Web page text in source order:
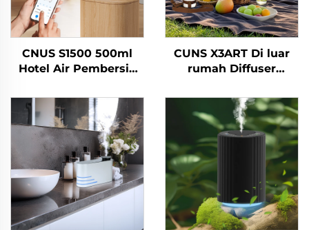
CNUS S1500 500ml
Hotel Air Pembersih
Minyak Esensial
Pembersih Parfum
Bau Penghibur Udara
Mesin Bau Udara
CUNS X3ART Di luar
rumah Diffuser
Diffusion Aroma
Diffuser Mobil Air
Freshener Tanpa air